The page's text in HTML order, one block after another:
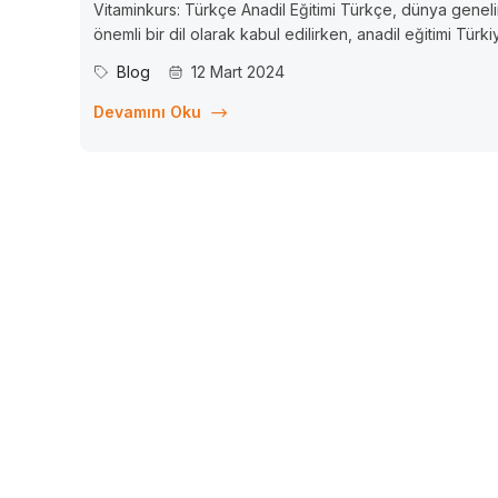
Vitaminkurs: Türkçe Anadil Eğitimi Türkçe, dünya
önemli bir dil olarak kabul edilirken, anadil eğitimi
öneme sahiptir. Bu noktada, Vitaminkurs’un Türkçe
eğitimi sunan benzersiz bir platform olarak öne çıktığını
Blog 12 Mart 2024
Devamını Oku